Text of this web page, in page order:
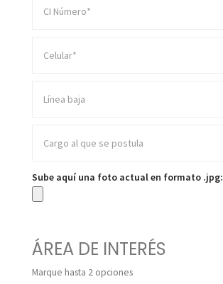
Sube aquí una foto actual en formato .jpg:
ÁREA DE INTERÉS
Marque hasta 2 opciones